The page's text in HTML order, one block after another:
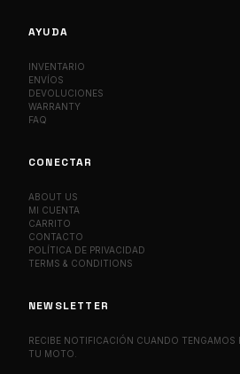
AYUDA
INVENTARIO
ENVÍOS
DEVOLUCIONES
WARRANTY
FAQ
CONECTAR
ABOUT US
MI CUENTA
CARRITO
CONTACTO
POLÍTICA DE PRIVACIDAD
TERMS & CONDITIONS
NEWSLETTER
RECIBE NOTIFICACIÓN CUANDO TENGAMOS
TU MOTO.